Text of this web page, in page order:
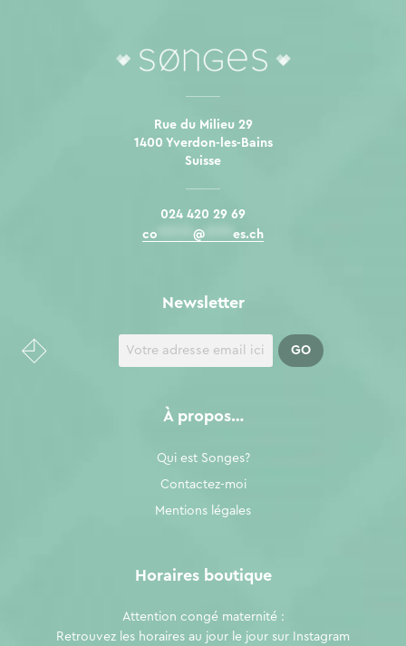
Rue du Milieu 29
1400 Yverdon-les-Bains
Suisse
024 420 29 69
co
@ es.ch
À propos…
Qui est Songes?
Contactez-moi
Mentions légales
Newsletter
Horaires boutique
Attention congé maternité :
Retrouvez les horaires au jour le jour sur
Instagram